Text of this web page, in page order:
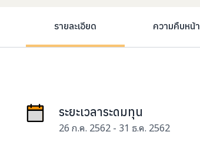
รายละเอียด ความคืบหน้า
ระยะเวลาระดมทุน
26 ก.ค. 2562 - 31 ธ.ค. 2562